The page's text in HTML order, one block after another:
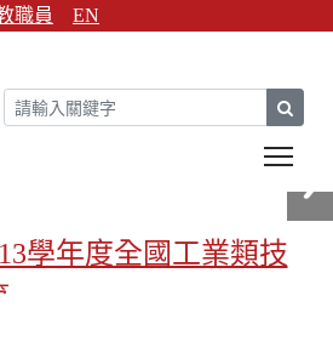
職員 EN
學年度全國工業類技
學年全國學生家事類技